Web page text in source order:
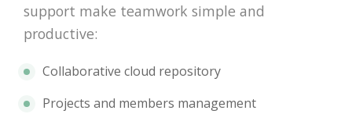
support make teamwork simple and
productive:
Collaborative cloud repository
Projects and members management